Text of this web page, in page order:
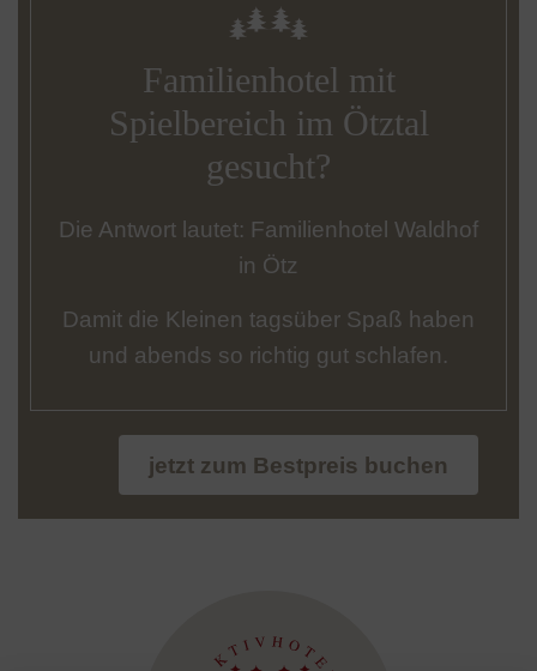
Familienhotel mit
Spielbereich im Ötztal
gesucht?
Die Antwort lautet: Familienhotel Waldhof
in Ötz
Damit die Kleinen tagsüber Spaß haben
und abends so richtig gut schlafen.
jetzt zum Bestpreis buchen